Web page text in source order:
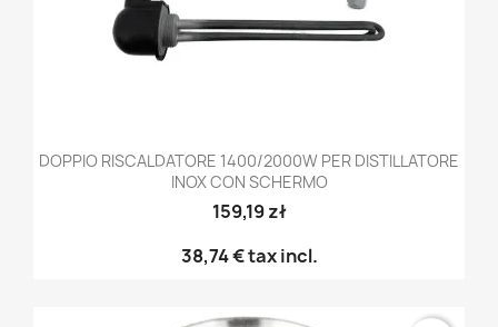
DOPPIO RISCALDATORE 1400/2000W PER DISTILLATORE
INOX CON SCHERMO
159,19 zł
38,74 €tax incl.